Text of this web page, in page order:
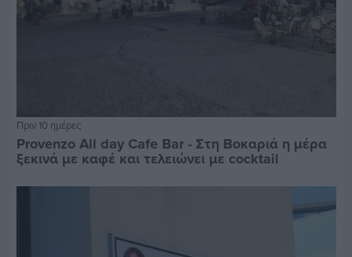
Πριν 10 ημέρες
Provenzo All day Cafe Bar - Στη Βοκαριά η μέρα
ξεκινά με καφέ και τελειώνει με cocktail